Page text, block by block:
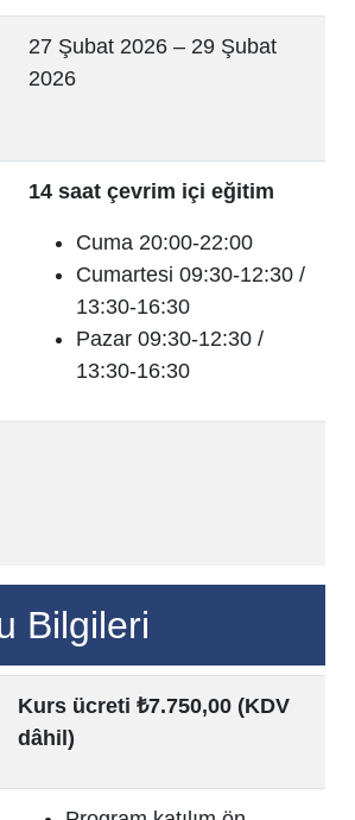
27 Şubat 2026 – 29 Şubat
2026
14 saat çevrim içi eğitim
Cuma 20:00-22:00
Cumartesi 09:30-12:30 /
13:30-16:30
Pazar 09:30-12:30 /
13:30-16:30
Bilgileri
Kurs ücreti ₺7.750,00 (KDV
dâhil)